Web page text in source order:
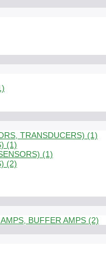
TRANSDUCERS) (1)
(1)
(1)
(2)
BUFFER AMPS (2)